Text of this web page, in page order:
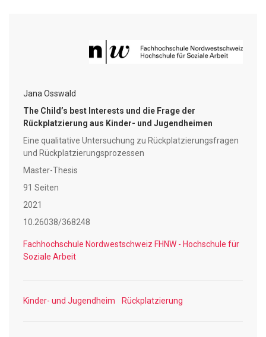
untersucht, wie Rückplatzierungs-fragen aus Kinder- und
Jugendheimen in der Pra-xis behandelt und wie
acht leitfa-dengestützte Experteninterviews mit insgesamt
Jugendheim, Beistand-schaft, Sozialpädagogische
Familienbegleitung und Kindes- und
Erwachsenenschutzbehörde aus den Kantonen Basel-Stadt
und Luzern geführt. Die Er-gebnisse zeigen, dass das
Thema Rückplatzierung für die befragten Fachpersonen
eine hohe Relevanz hat und dass eine partizipative und
graduelle Gestaltung von Rückplatzierungen an-gestrebt
wird. Dennoch werden strukturelle Barrieren und ein Bedarf
Jana Osswald
The Child’s best Interests und die Frage der
Rückplatzierung aus Kinder- und Jugendheimen
Eine qualitative Untersuchung zu Rückplatzierungsfragen
und Rückplatzierungsprozessen
Master-Thesis
91 Seiten
2021
10.26038/368248
Fachhochschule Nordwestschweiz FHNW - Hochschule für
Soziale Arbeit
Kinder- und Jugendheim Rückplatzierung